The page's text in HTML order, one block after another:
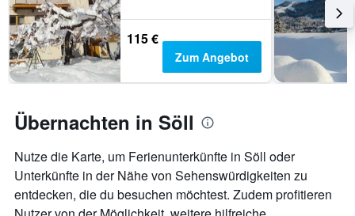
115 €
Zum Angebot
Übernachten in Söll
Nutze die Karte, um Ferienunterkünfte in Söll oder
Unterkünfte in der Nähe von Sehenswürdigkeiten zu
entdecken, die du besuchen möchtest. Zudem profitieren